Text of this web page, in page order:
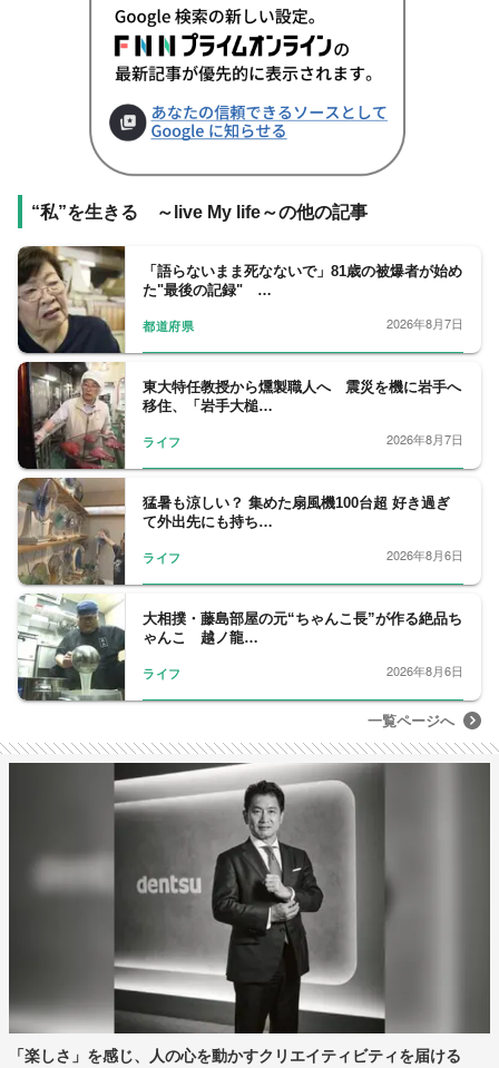
“私”を生きる ～live My life～の他の記事
「語らないまま死なないで」81歳の被爆者が始め
た"最後の記録" …
都道府県 2026年8月7日
東大特任教授から燻製職人へ 震災を機に岩手へ
移住、「岩手大槌…
ライフ 2026年8月7日
猛暑も涼しい？ 集めた扇風機100台超 好き過ぎ
て外出先にも持ち…
ライフ 2026年8月6日
大相撲・藤島部屋の元“ちゃんこ長”が作る絶品ち
ゃんこ 越ノ龍…
ライフ 2026年8月6日
一覧ページへ
「楽しさ」を感じ、人の心を動かすクリエイティビティを届ける